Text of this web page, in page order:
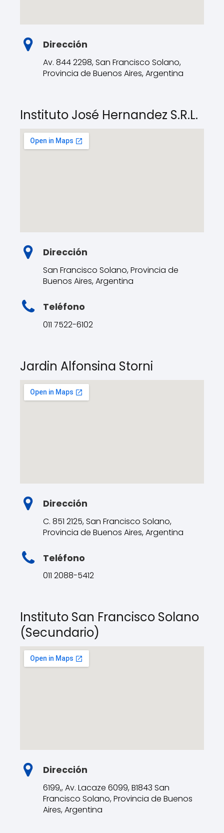
Dirección
Av. 844 2298, San Francisco Solano,
Provincia de Buenos Aires, Argentina
Instituto José Hernandez S.R.L.
Dirección
San Francisco Solano, Provincia de
Buenos Aires, Argentina
Teléfono
011 7522-6102
Jardin Alfonsina Storni
Dirección
C. 851 2125, San Francisco Solano,
Provincia de Buenos Aires, Argentina
Teléfono
011 2088-5412
Instituto San Francisco Solano
(Secundario)
Dirección
6199,, Av. Lacaze 6099, B1843 San
Francisco Solano, Provincia de Buenos
Aires, Argentina